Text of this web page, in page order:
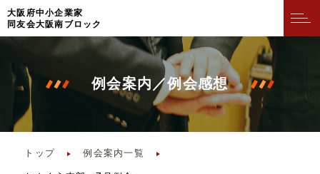
⼤阪府中⼩企業家
同友会⼤阪南ブロック
例会案内／例会感想
トップ 例会案内一覧